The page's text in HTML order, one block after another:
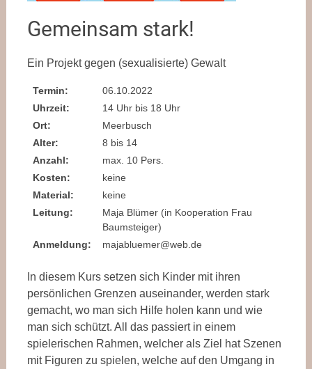
Gemeinsam stark!
Ein Projekt gegen (sexualisierte) Gewalt
Termin:
06.10.2022
Uhrzeit:
14 Uhr bis 18 Uhr
Ort:
Meerbusch
Alter:
8 bis 14
Anzahl:
max. 10 Pers.
Kosten:
keine
Material:
keine
Leitung:
Maja Blümer (in Kooperation Frau
Baumsteiger)
Anmeldung:
majabluemer@web.de
In diesem Kurs setzen sich Kinder mit ihren
persönlichen Grenzen auseinander, werden stark
gemacht, wo man sich Hilfe holen kann und wie
man sich schützt. All das passiert in einem
spielerischen Rahmen, welcher als Ziel hat Szenen
mit Figuren zu spielen, welche auf den Umgang in